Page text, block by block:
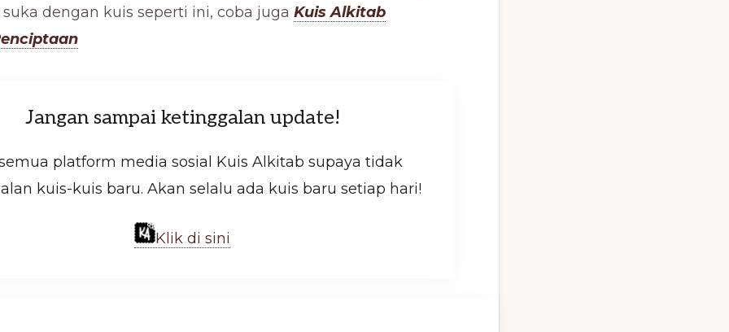
dengan kuis seperti ini, coba juga Kuis Alkitab
Jangan sampai ketinggalan update!
platform media sosial Kuis Alkitab supaya tidak
kuis-kuis baru. Akan selalu ada kuis baru setiap hari!
Klik di sini